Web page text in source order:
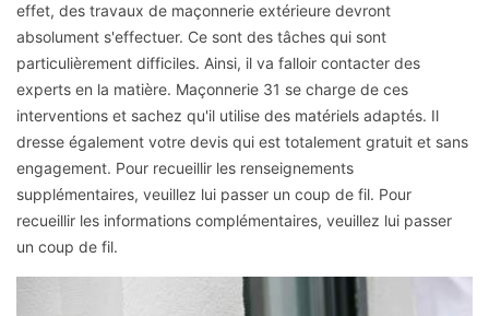
effet, des travaux de maçonnerie extérieure devront
absolument s'effectuer. Ce sont des tâches qui sont
particulièrement difficiles. Ainsi, il va falloir contacter des
experts en la matière. Maçonnerie 31 se charge de ces
interventions et sachez qu'il utilise des matériels adaptés. Il
dresse également votre devis qui est totalement gratuit et sans
engagement. Pour recueillir les renseignements
supplémentaires, veuillez lui passer un coup de fil. Pour
recueillir les informations complémentaires, veuillez lui passer
un coup de fil.